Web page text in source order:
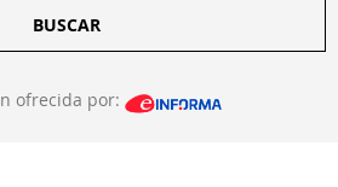
BUSCAR
ofrecida por: